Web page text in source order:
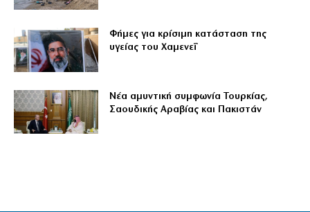
Φήμες για κρίσιμη κατάσταση της
υγείας του Χαμενεΐ
Νέα αμυντική συμφωνία Τουρκίας,
Σαουδικής Αραβίας και Πακιστάν